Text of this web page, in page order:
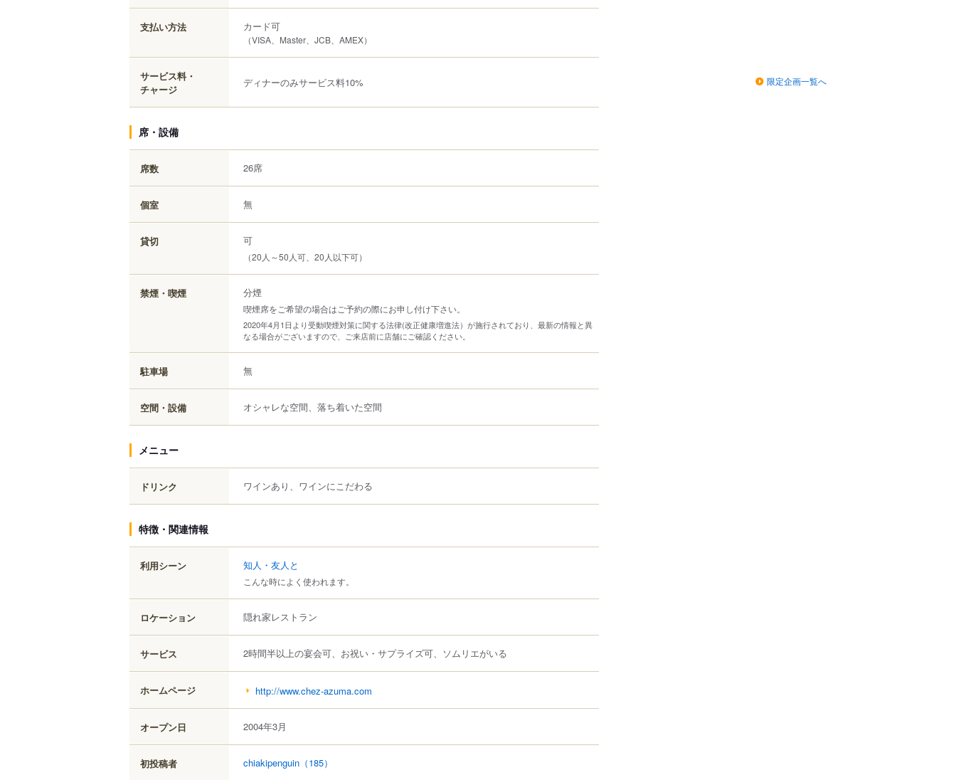
支払い方法 カード可
（VISA、Master、JCB、AMEX）
サービス料・
チャージ
ディナーのみサービス料10%
席・設備
席数 26席
個室 無
貸切 可
（20人～50人可、20人以下可）
禁煙・喫煙 分煙
喫煙席をご希望の場合はご予約の際にお申し付け下さい。
2020年4月1日より受動喫煙対策に関する法律(改正健康増進法）が施行されており、最新の情報と異
なる場合がございますので、ご来店前に店舗にご確認ください。
駐車場 無
空間・設備 オシャレな空間、落ち着いた空間
メニュー
ドリンク ワインあり、ワインにこだわる
特徴・関連情報
利用シーン 知人・友人と
こんな時によく使われます。
ロケーション 隠れ家レストラン
サービス 2時間半以上の宴会可、お祝い・サプライズ可、ソムリエがいる
ホームページ http://www.chez-azuma.com
オープン日 2004年3月
初投稿者 chiakipenguin （185）
限定企画一覧へ